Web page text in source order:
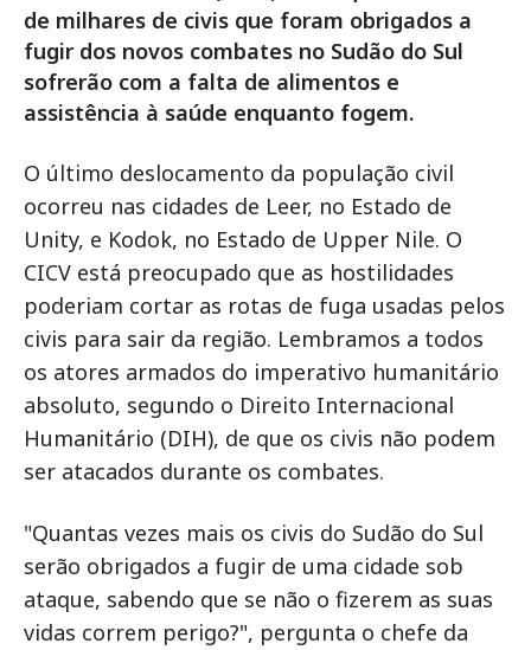
de milhares de civis que foram obrigados a
fugir dos novos combates no Sudão do Sul
sofrerão com a falta de alimentos e
assistência à saúde enquanto fogem.
O último deslocamento da população civil
ocorreu nas cidades de Leer, no Estado de
Unity, e Kodok, no Estado de Upper Nile. O
CICV está preocupado que as hostilidades
poderiam cortar as rotas de fuga usadas pelos
civis para sair da região. Lembramos a todos
os atores armados do imperativo humanitário
absoluto, segundo o Direito Internacional
Humanitário (DIH), de que os civis não podem
ser atacados durante os combates.
"Quantas vezes mais os civis do Sudão do Sul
serão obrigados a fugir de uma cidade sob
ataque, sabendo que se não o fizerem as suas
vidas correm perigo?", pergunta o chefe da